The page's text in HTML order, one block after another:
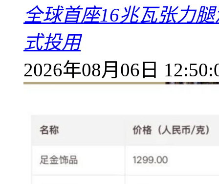
全球首座16兆瓦张力
式投用
2026年08月06日